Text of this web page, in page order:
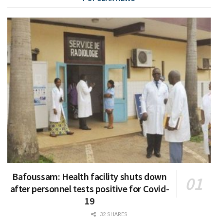
Bafoussam: Health facility shuts down
after personnel tests positive for Covid-
19
32 SHARES